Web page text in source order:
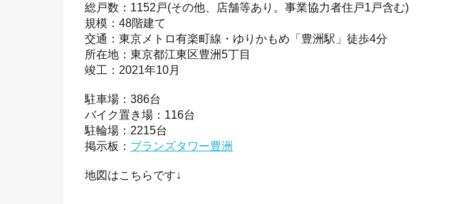
総戸数：1152戸(その他、店舗等あり。事業協力者住戸1戸含む)
規模：48階建て
交通：東京メトロ有楽町線・ゆりかもめ「豊洲駅」徒歩4分
所在地：東京都江東区豊洲5丁目
竣工：2021年10月
駐車場：386台
バイク置き場：116台
駐輪場：2215台
掲示板： ブランズタワー豊洲
地図はこちらです↓